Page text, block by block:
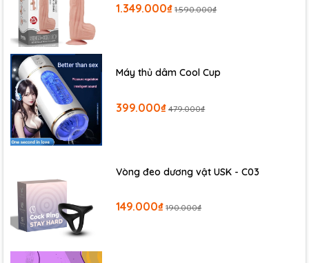
1.349.000₫ 1.590.000₫
Máy thủ dâm Cool Cup
399.000₫ 479.000₫
Vòng đeo dương vật USK - C03
149.000₫ 190.000₫